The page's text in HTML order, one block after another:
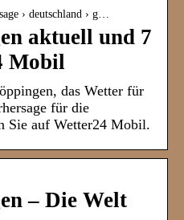
› deutschland › g…
aktuell und 7
Mobil
das Wetter für
für die
Sie auf Wetter24 Mobil.
– Die Welt